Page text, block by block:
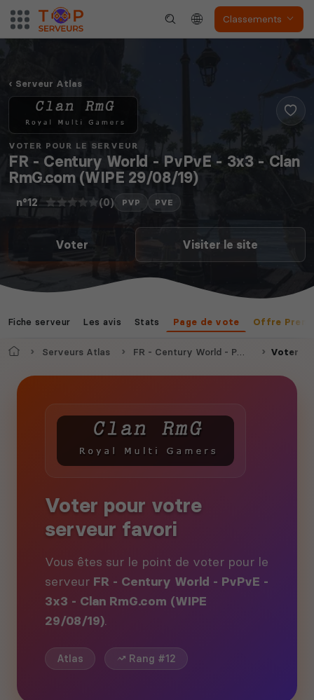
Classements
Serveur Atlas
VOTER POUR LE SERVEUR
FR - Century World - PvPvE - 3x3 - Clan
RmG.com (WIPE 29/08/19)
n°12 (0) PVP PVE
Voter Visiter le site
Fiche serveur Les avis Stats Page de vote Offre
AccueilServeurs Atlas FR - Century World - PvPvE - 3x3 - Clan RmG.com (WIPE 29/08/19) Voter
Voter pour votre
serveur favori
Vous êtes sur le point de voter pour le
serveur FR - Century World - PvPvE -
3x3 - Clan RmG.com (WIPE
29/08/19).
Atlas Rang #12